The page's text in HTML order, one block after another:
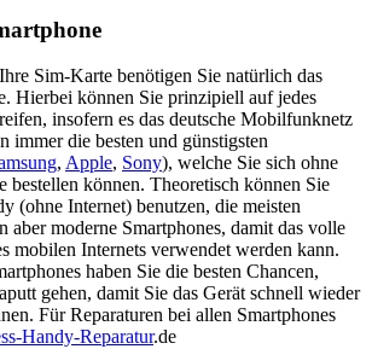
Sim-Karte benötigen Sie natürlich das
Hierbei können Sie prinzipiell auf jedes
insofern es das deutsche Mobilfunknetz
immer die besten und günstigsten
, Apple, Sony), welche Sie sich ohne
bestellen können. Theoretisch können Sie
(ohne Internet) benutzen, die meisten
aber moderne Smartphones, damit das volle
mobilen Internets verwendet werden kann.
haben Sie die besten Chancen,
gehen, damit Sie das Gerät schnell wieder
Für Reparaturen bei allen Smartphones
Handy-Reparatur.de